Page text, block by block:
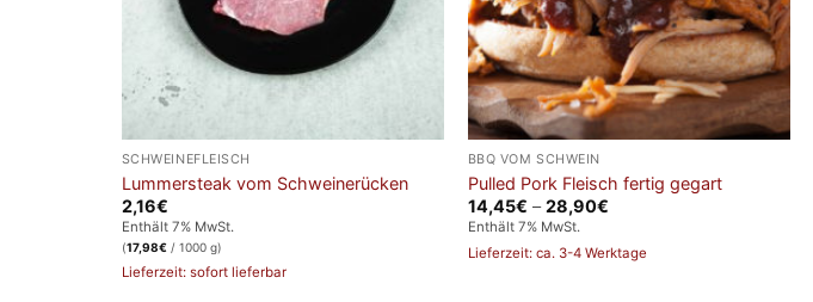
SCHWEINEFLEISCH
Lummersteak vom Schweinerücken
2,16€
Enthält 7% MwSt.
(17,98€/ 1000 g)
Lieferzeit: sofort lieferbar
BBQ VOM SCHWEIN
Pulled Pork Fleisch fertig gegart
14,45€ –28,90€Preisspanne:
28,90€
Enthält 7% MwSt.
Lieferzeit: ca. 3-4 Werktage